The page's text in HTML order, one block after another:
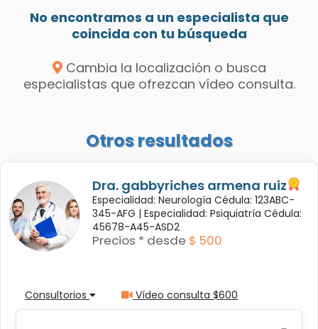
No encontramos a un especialista que
coincida con tu búsqueda
Cambia la localización o busca
especialistas que ofrezcan vídeo consulta.
Otros resultados
Dra. gabbyriches armena ruiz
Especialidad: Neurología Cédula: 123ABC-
345-AFG | Especialidad: Psiquiatría Cédula:
45678-A45-ASD2
Precios * desde $ 500
Consultorios Vídeo consulta $600